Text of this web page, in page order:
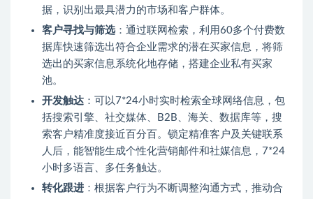
据，识别出最具潜力的市场和客户群体。
客户寻找与筛选：通过联网检索，利用60多个付费数
据库快速筛选出符合企业需求的潜在买家信息，将筛
选出的买家信息系统化地存储，搭建企业私有买家
池。
开发触达 ：可以7*24小时实时检索全球网络信息，包
括搜索引擎、社交媒体、B2B、海关、数据库等，搜
索客户精准度接近百分百。锁定精准客户及关键联系
人后，能智能生成个性化营销邮件和社媒信息，7*24
小时多语言、多任务触达。
转化跟进 ：根据客户行为不断调整沟通方式，推动合